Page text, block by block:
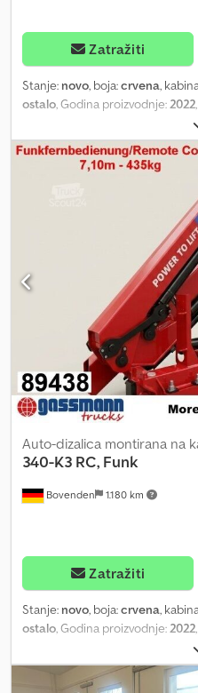
Zatražiti
Stanje: novo, boja:crvena,
ostalo, Godina proizvodnje:2022
u dolasku / u tranzitu, hitno
sklopiv, mehanička dvotačka
upravljanje, 3x hidraulična
SLIKA, HMF 340-K3 RC, radio
Kompaktna zglobna kranska
radio upravljanje, 3 hidraulična
kapacitet dizanja 985 kg na 3,2
izbočenja Dijagram opterećenja:
535kg, 7,1m-435kg! Dsdpfsy R
Matoseva 86 0 Solin Hrvatska /
GARANCIJE, zadržavamo
Bovenden 1.180 km
Auto-dizalica montirana na
340-K3 RC, Funk
Zatražiti
Stanje: novo, boja:crvena,
ostalo , Godina proizvodnje: 2022
Bovenden, hitno zaustavljanje,
mehanička dvotačka potpora,
hidraulična izvlačenja